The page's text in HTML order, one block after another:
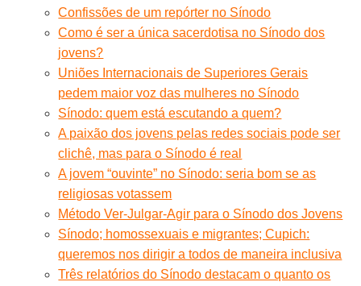
Confissões de um repórter no Sínodo
Como é ser a única sacerdotisa no Sínodo dos
jovens?
Uniões Internacionais de Superiores Gerais
pedem maior voz das mulheres no Sínodo
Sínodo: quem está escutando a quem?
A paixão dos jovens pelas redes sociais pode ser
clichê, mas para o Sínodo é real
A jovem “ouvinte” no Sínodo: seria bom se as
religiosas votassem
Método Ver-Julgar-Agir para o Sínodo dos Jovens
Sínodo; homossexuais e migrantes; Cupich:
queremos nos dirigir a todos de maneira inclusiva
Três relatórios do Sínodo destacam o quanto os